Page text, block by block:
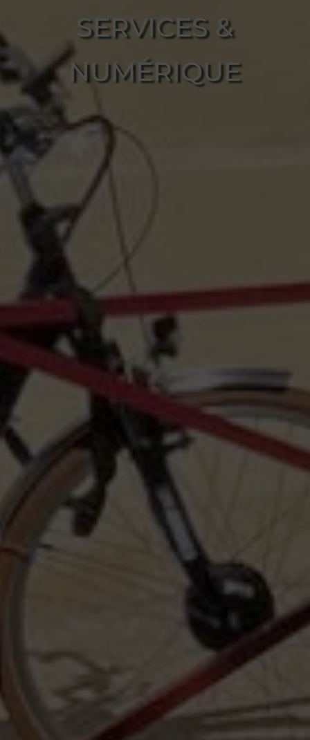
SERVICES &
NUMÉRIQUE